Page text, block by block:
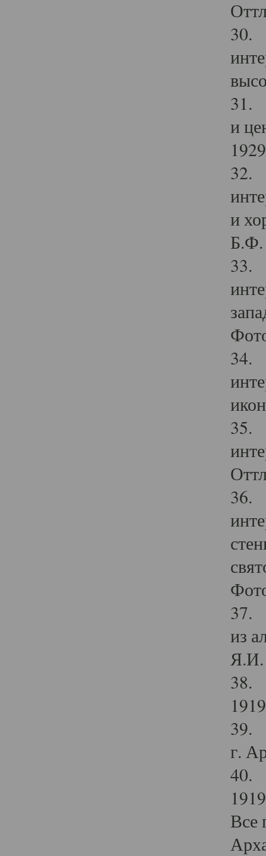
30.
31.
и
32.
и
Б.Ф.
33.
34.
35.
36.
37.
из
Я.И.
38.
39.
г.
40.
Все